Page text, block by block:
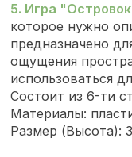
5. Игра
которое нужно
предназначено
ощущения
использоваться
Состоит из 6-ти
Материалы:
Размер (Высота):